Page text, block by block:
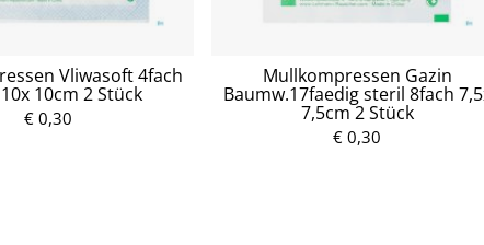
Vliwasoft 4fach
10cm 2 Stück
€ 0,30
Mullkompressen Gazin
Baumw.17faedig steril 8fach
7,5cm 2 Stück
€ 0,30
P
P
r